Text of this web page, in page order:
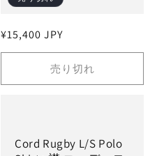
通
常
格
¥15,400 JPY
売り切れ
Cord Rugby L/S Polo